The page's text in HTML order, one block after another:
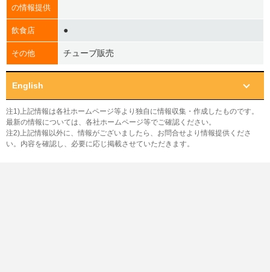
の情報提供
飲食店 ●
その他 チューブ販売
English
注1)上記情報は各社ホームページ等より独自に情報収集・作成したものです。
最新の情報については、各社ホームページ等でご確認ください。
注2)上記情報以外に、情報がございましたら、お問合せより情報提供くださ
い。内容を確認し、必要に応じ掲載させていただきます。